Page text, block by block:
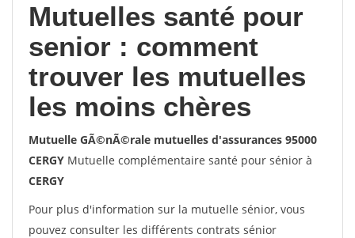
Mutuelles santé pour
senior : comment
trouver les mutuelles
les moins chères
Mutuelle GÃ©nÃ©rale mutuelles d'assurances 95000
CERGY Mutuelle complémentaire santé pour sénior à
CERGY
Pour plus d'information sur la mutuelle sénior, vous
pouvez consulter les différents contrats sénior